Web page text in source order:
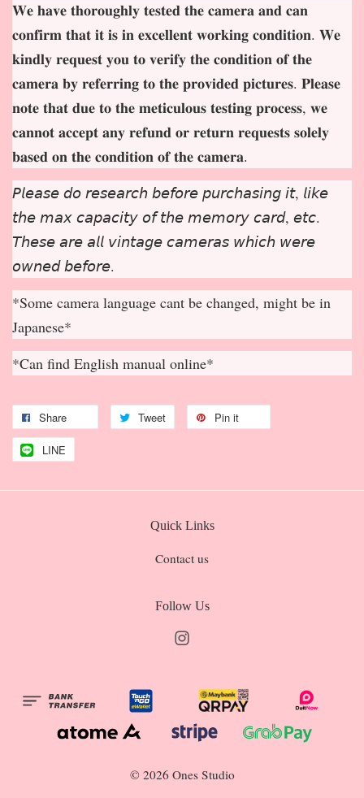
𝐖𝐞 𝐡𝐚𝐯𝐞 𝐭𝐡𝐨𝐫𝐨𝐮𝐠𝐡𝐥𝐲 𝐭𝐞𝐬𝐭𝐞𝐝 𝐭𝐡𝐞 𝐜𝐚𝐦𝐞𝐫𝐚 𝐚𝐧𝐝 𝐜𝐚𝐧
𝐜𝐨𝐧𝐟𝐢𝐫𝐦 𝐭𝐡𝐚𝐭 𝐢𝐭 𝐢𝐬 𝐢𝐧 𝐞𝐱𝐜𝐞𝐥𝐥𝐞𝐧𝐭 𝐰𝐨𝐫𝐤𝐢𝐧𝐠 𝐜𝐨𝐧𝐝𝐢𝐭𝐢𝐨𝐧. 𝐖𝐞
𝐤𝐢𝐧𝐝𝐥𝐲 𝐫𝐞𝐪𝐮𝐞𝐬𝐭 𝐲𝐨𝐮 𝐭𝐨 𝐯𝐞𝐫𝐢𝐟𝐲 𝐭𝐡𝐞 𝐜𝐨𝐧𝐝𝐢𝐭𝐢𝐨𝐧 𝐨𝐟 𝐭𝐡𝐞
𝐜𝐚𝐦𝐞𝐫𝐚 𝐛𝐲 𝐫𝐞𝐟𝐞𝐫𝐫𝐢𝐧𝐠 𝐭𝐨 𝐭𝐡𝐞 𝐩𝐫𝐨𝐯𝐢𝐝𝐞𝐝 𝐩𝐢𝐜𝐭𝐮𝐫𝐞𝐬. 𝐏𝐥𝐞𝐚𝐬𝐞
𝐧𝐨𝐭𝐞 𝐭𝐡𝐚𝐭 𝐝𝐮𝐞 𝐭𝐨 𝐭𝐡𝐞 𝐦𝐞𝐭𝐢𝐜𝐮𝐥𝐨𝐮𝐬 𝐭𝐞𝐬𝐭𝐢𝐧𝐠 𝐩𝐫𝐨𝐜𝐞𝐬𝐬, 𝐰𝐞
𝐜𝐚𝐧𝐧𝐨𝐭 𝐚𝐜𝐜𝐞𝐩𝐭 𝐚𝐧𝐲 𝐫𝐞𝐟𝐮𝐧𝐝 𝐨𝐫 𝐫𝐞𝐭𝐮𝐫𝐧 𝐫𝐞𝐪𝐮𝐞𝐬𝐭𝐬 𝐬𝐨𝐥𝐞𝐥𝐲
𝐛𝐚𝐬𝐞𝐝 𝐨𝐧 𝐭𝐡𝐞 𝐜𝐨𝐧𝐝𝐢𝐭𝐢𝐨𝐧 𝐨𝐟 𝐭𝐡𝐞 𝐜𝐚𝐦𝐞𝐫𝐚.
𝘗𝘭𝘦𝘢𝘴𝘦 𝘥𝘰 𝘳𝘦𝘴𝘦𝘢𝘳𝘤𝘩 𝘣𝘦𝘧𝘰𝘳𝘦 𝘱𝘶𝘳𝘤𝘩𝘢𝘴𝘪𝘯𝘨 𝘪𝘵, 𝘭𝘪𝘬𝘦
𝘵𝘩𝘦 𝘮𝘢𝘹 𝘤𝘢𝘱𝘢𝘤𝘪𝘵𝘺 𝘰𝘧 𝘵𝘩𝘦 𝘮𝘦𝘮𝘰𝘳𝘺 𝘤𝘢𝘳𝘥, 𝘦𝘵𝘤.
𝘛𝘩𝘦𝘴𝘦 𝘢𝘳𝘦 𝘢𝘭𝘭 𝘷𝘪𝘯𝘵𝘢𝘨𝘦 𝘤𝘢𝘮𝘦𝘳𝘢𝘴 𝘸𝘩𝘪𝘤𝘩 𝘸𝘦𝘳𝘦
𝘰𝘸𝘯𝘦𝘥 𝘣𝘦𝘧𝘰𝘳𝘦.
*Some camera language cant be changed, might be in
Japanese*
*Can find English manual online*
Share Tweet Pin it
LINE
Quick Links
Contact us
Follow Us
© 2026 Ones Studio